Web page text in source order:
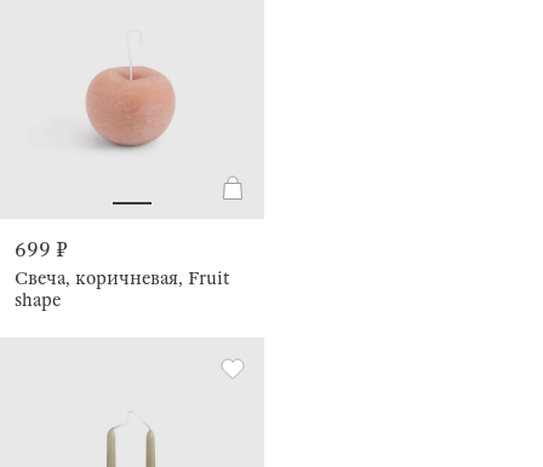
699 ₽
Свеча, коричневая, Fruit
shape